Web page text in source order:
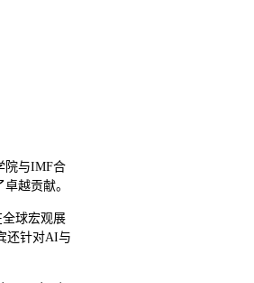
院与IMF合
越贡献。
球宏观展
还针对AI与